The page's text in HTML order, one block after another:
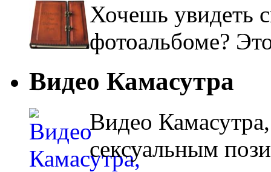
Хочешь увидеть
фотоальбоме?
Видео Камасутра
Видео
сексуальным